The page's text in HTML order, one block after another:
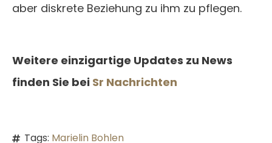
aber diskrete Beziehung zu ihm zu pflegen.
Weitere einzigartige Updates zu News
finden Sie bei Sr Nachrichten
Tags: Marielin Bohlen